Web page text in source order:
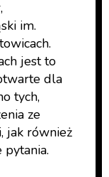
im.
jest to
dla
tych,
ze
jak również
pytania.